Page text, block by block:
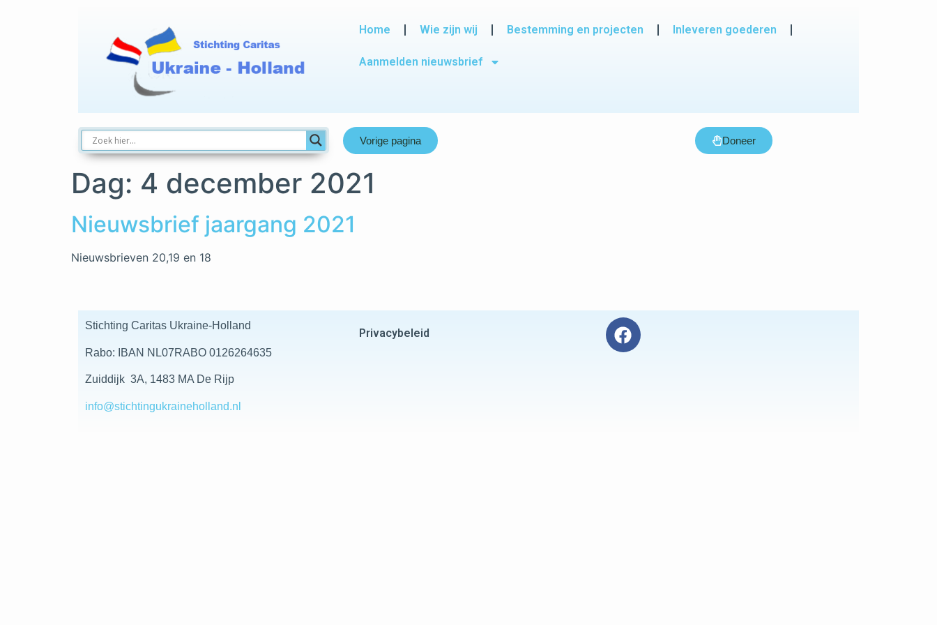
Home Wie zijn wij Bestemming en projecten Inleveren goederen
Aanmelden nieuwsbrief
Vorige pagina Doneer
Dag: 4 december 2021
Nieuwsbrief jaargang 2021
Nieuwsbrieven 20,19 en 18
Stichting Caritas Ukraine-Holland
Rabo: IBAN NL07RABO 0126264635
Zuiddijk 3A, 1483 MA De Rijp
info@stichtingukraineholland.nl
Privacybeleid